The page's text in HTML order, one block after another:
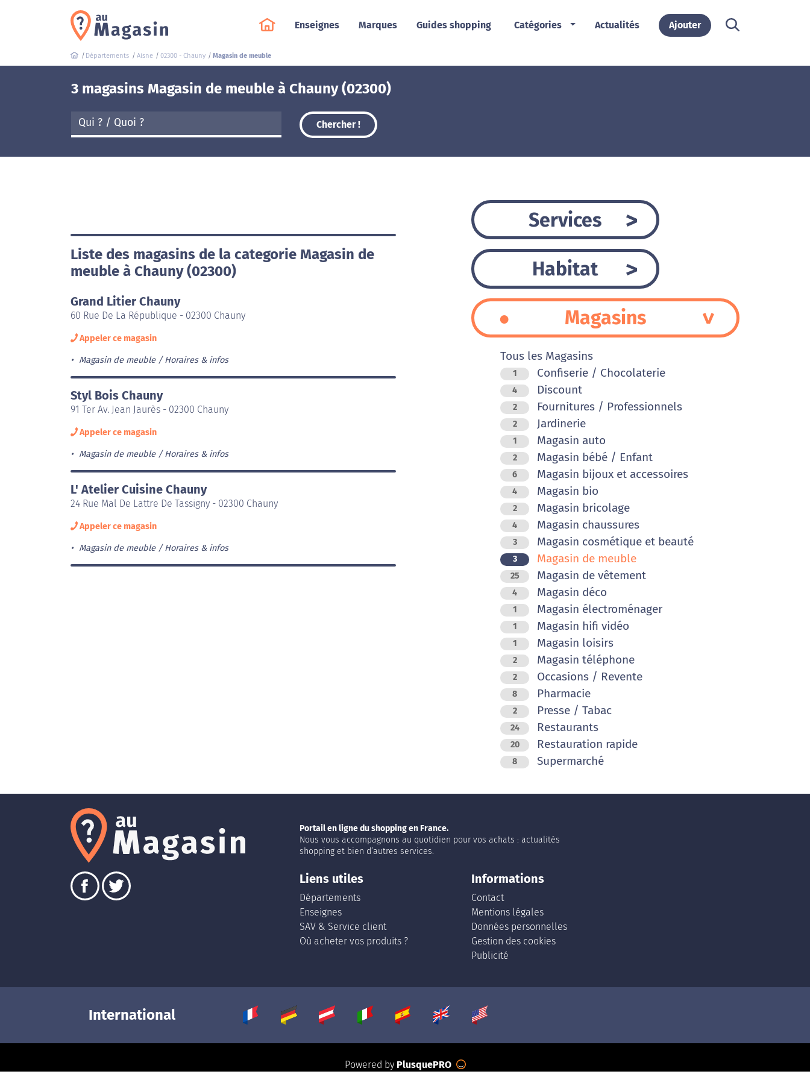
Enseignes Marques Guides shopping Catégories Actualités Ajouter
Départements Aisne 02300 - Chauny Magasin de meuble
3 magasins Magasin de meuble à Chauny (02300)
Chercher !
Liste des magasins de la categorie Magasin de
meuble à Chauny (02300)
Grand Litier Chauny
60 Rue De La République - 02300 Chauny
Appeler ce magasin
Magasin de meuble Horaires & infos
Styl Bois Chauny
91 Ter Av. Jean Jaurès - 02300 Chauny
Appeler ce magasin
Magasin de meuble Horaires & infos
L' Atelier Cuisine Chauny
24 Rue Mal De Lattre De Tassigny - 02300 Chauny
Appeler ce magasin
Magasin de meuble Horaires & infos
Services
Habitat
Magasins
Tous les Magasins
1 Confiserie / Chocolaterie
4 Discount
2 Fournitures / Professionnels
2 Jardinerie
1 Magasin auto
2 Magasin bébé / Enfant
6 Magasin bijoux et accessoires
4 Magasin bio
2 Magasin bricolage
4 Magasin chaussures
3 Magasin cosmétique et beauté
3 Magasin de meuble
25 Magasin de vêtement
4 Magasin déco
1 Magasin électroménager
1 Magasin hifi vidéo
1 Magasin loisirs
2 Magasin téléphone
2 Occasions / Revente
8 Pharmacie
2 Presse / Tabac
24 Restaurants
20 Restauration rapide
8 Supermarché
Portail en ligne du shopping en France.
Nous vous accompagnons au quotidien pour vos achats : actualités
shopping et bien d’autres services.
Liens utiles
Départements
Enseignes
SAV & Service client
Où acheter vos produits ?
Informations
Contact
Mentions légales
Données personnelles
Gestion des cookies
Publicité
International
Powered by PlusquePRO